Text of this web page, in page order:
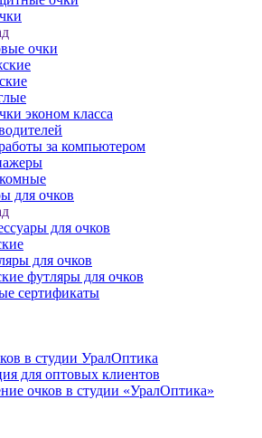
очки
эконом класса
за компьютером
для очков
для очков
для очков
футляры для очков
сертификаты
в студии УралОптика
для оптовых клиентов
очков в студии «УралОптика»